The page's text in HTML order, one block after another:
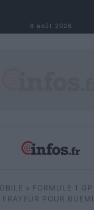
8 août 2026
» FORMULE 1
POUR BUEMI